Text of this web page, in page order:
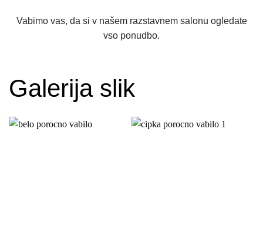
Vabimo vas, da si v našem razstavnem salonu ogledate
vso ponudbo.
Galerija slik